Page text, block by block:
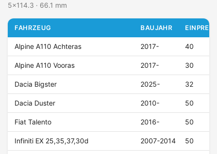
5x114.3 · 66.1 mm
FAHRZEUG BAUJAHR
Alpine A110 Achteras 2017- 40
Alpine A110 Vooras 2017- 30
Dacia Bigster 2025- 32
Dacia Duster 2010- 50
Fiat Talento 2016- 50
Infiniti EX 25,35,37,30d 2007-2014 50